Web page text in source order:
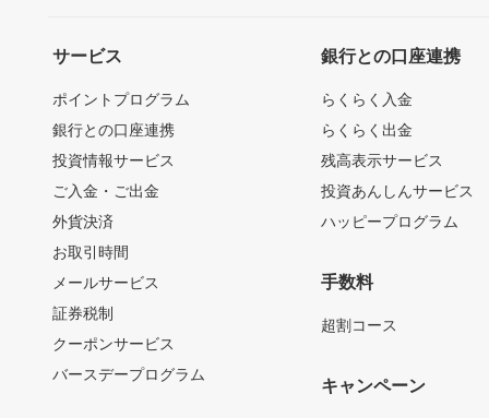
サービス
ポイントプログラム
銀行との口座連携
投資情報サービス
ご入金・ご出金
外貨決済
お取引時間
メールサービス
証券税制
クーポンサービス
バースデープログラム
銀行との口座連携
らくらく入金
らくらく出金
残高表示サービス
投資あんしんサービス
ハッピープログラム
手数料
超割コース
キャンペーン